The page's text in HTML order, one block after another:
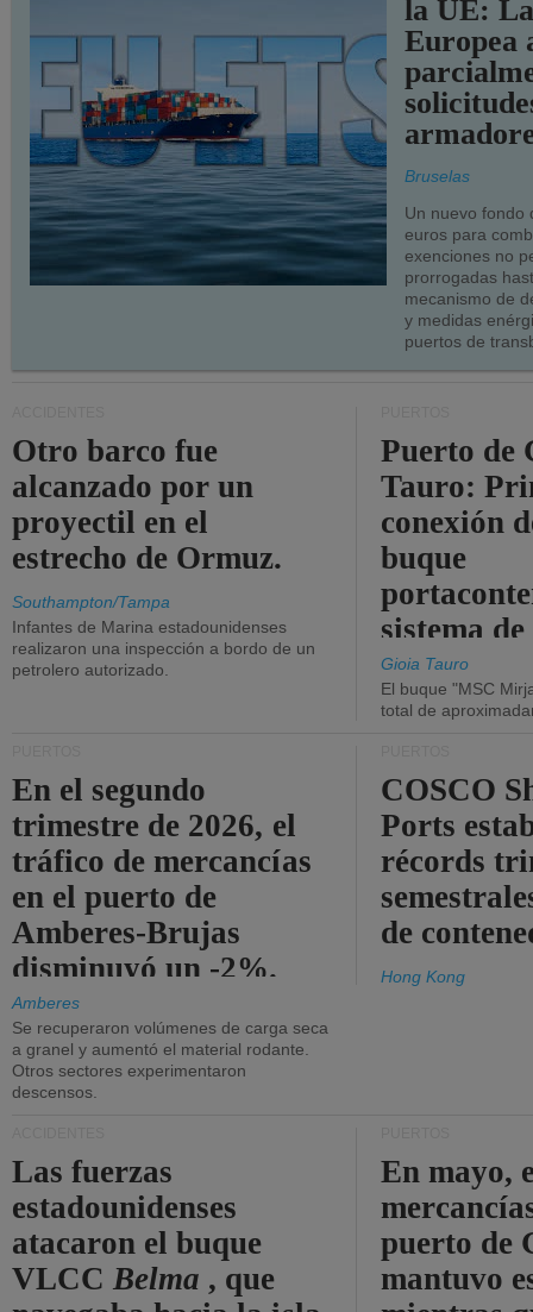
la UE:
Europea
Bruselas
Un nuevo fondo
euros para
exenciones no
prorrogadas
mecanismo de
y medidas
puertos de
Otro barco fue
alcanzado por un
proyectil en el
estrecho de Ormuz.
Southampton/Tampa
Infantes de Marina estadounidenses
realizaron una inspección a bordo de un
petrolero autorizado.
Puerto de
Tauro:
conexión
buque
sistema
la red
Gioia Tauro
El buque "MSC
total de
En el segundo
trimestre de 2026, el
tráfico de mercancías
en el puerto de
Amberes-Brujas
disminuyó un -2%.
Amberes
Se recuperaron volúmenes de carga seca
a granel y aumentó el material rodante.
Otros sectores experimentaron
descensos.
COSCO
Ports
récords
de
Hong Kong
Las fuerzas
estadounidenses
atacaron el buque
VLCCBelma , que
En mayo,
puerto de
mantuvo